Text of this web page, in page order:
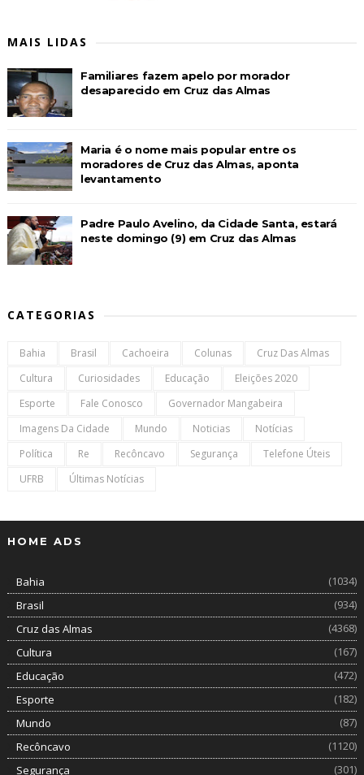
MAIS LIDAS
Familiares fazem apelo por morador
desaparecido em Cruz das Almas
Maria é o nome mais popular entre os
moradores de Cruz das Almas, aponta
levantamento
Padre Paulo Avelino, da Cidade Santa, estará
neste domingo (9) em Cruz das Almas
CATEGORIAS
Bahia Brasil Cachoeira Colunas
Cruz Das Almas
Cultura
Curiosidades Educação
Eleições 2020
Esporte
Fale Conosco
Governador Mangabeira
Imagens Da Cidade
Mundo Noticias
Notícias
Política
Re Recôncavo Segurança
Telefone Úteis
UFRB
Últimas Notícias
HOME ADS
Bahia
(1034)
Brasil
(934)
Cruz das Almas
(4368)
Cultura
(167)
Educação
(472)
Esporte
(182)
Mundo
(87)
Recôncavo
(1120)
Segurança
(301)